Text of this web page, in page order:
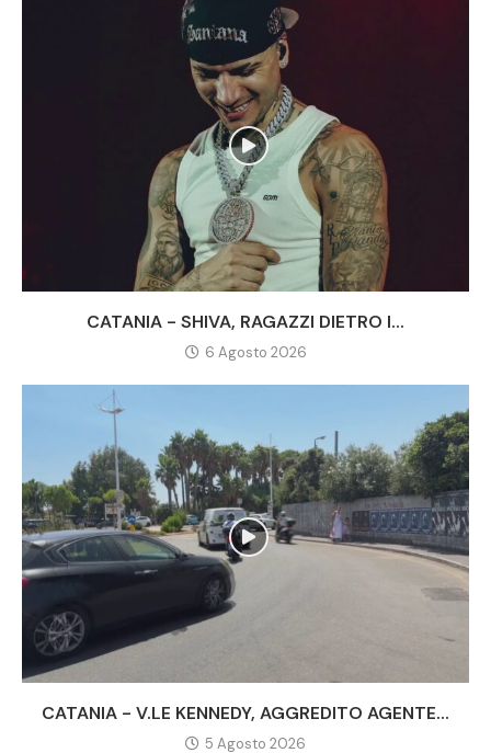
CATANIA - SHIVA, RAGAZZI DIETRO I...
6 Agosto 2026
CATANIA - V.LE KENNEDY, AGGREDITO AGENTE...
5 Agosto 2026